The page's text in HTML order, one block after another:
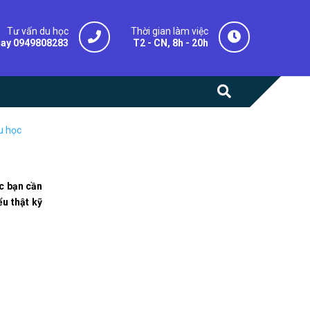
Thời gian làm việc
T2 - CN, 8h - 20h
Tư vấn du học
0949808283
học
bạn cần
thật kỹ